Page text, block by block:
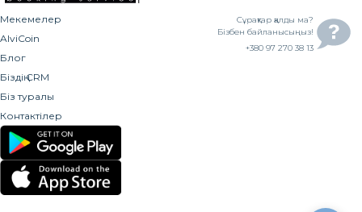
Мекемелер
AlviCoin
Блог
Біздің CRM
Біз туралы
Контактілер
Сұрақтар қалды ма?
Бізбен байланысыңыз!
+380 97 270 38 13